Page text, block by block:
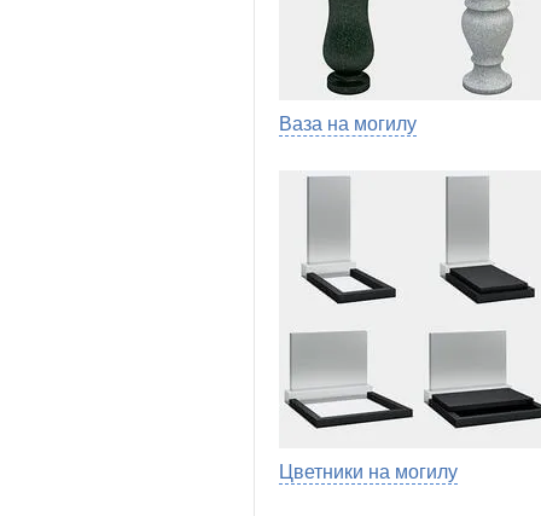
Ваза на могилу
Цветники на могилу